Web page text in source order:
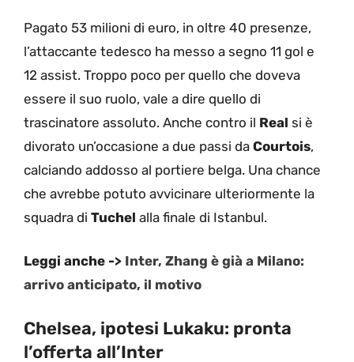
Pagato 53 milioni di euro, in oltre 40 presenze,
l’attaccante tedesco ha messo a segno 11 gol e
12 assist. Troppo poco per quello che doveva
essere il suo ruolo, vale a dire quello di
trascinatore assoluto. Anche contro il Real si è
divorato un’occasione a due passi da Courtois,
calciando addosso al portiere belga. Una chance
che avrebbe potuto avvicinare ulteriormente la
squadra di Tuchel alla finale di Istanbul.
Leggi anche -> Inter, Zhang è già a Milano:
arrivo anticipato, il motivo
Chelsea, ipotesi Lukaku: pronta
l’offerta all’Inter